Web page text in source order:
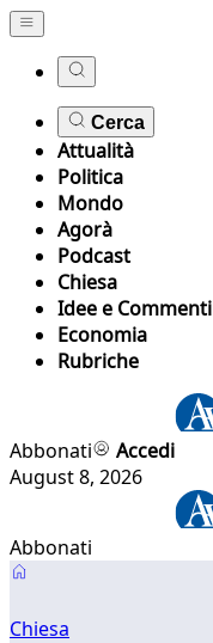
Cerca
Attualità
Politica
Mondo
Agorà
Podcast
Chiesa
Idee e Commenti
Economia
Rubriche
Abbonati
Accedi
August 8, 2026
Abbonati
Chiesa